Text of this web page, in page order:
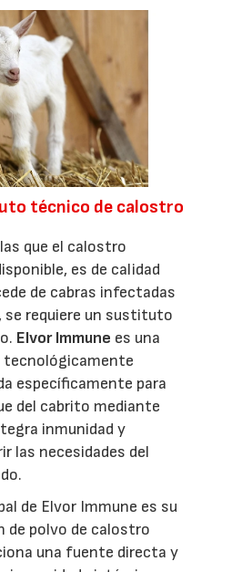
técnico de calostro
que el calostro
es de calidad
de cabras infectadas
se requiere un sustituto
Elvor Immune es una
específicamente para
del cabrito mediante
inmunidad y
las necesidades del
de Elvor Immune es su
de polvo de calostro
una fuente directa y